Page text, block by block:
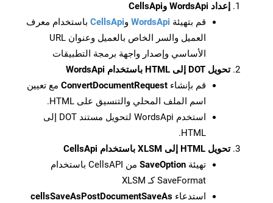
إعداد WordsApi وCellsApi
قم بتهيئة WordsApi وCellsApi باستخدام معرف
العميل والسر الخاص بالعميل وعنوان URL
الأساسي وإصدار واجهة برمجة التطبيقات
تحويل DOT إلى HTML باستخدام WordsApi
قم بإنشاء ConvertDocumentRequest مع تعيين
اسم الملف المحلي والتنسيق على HTML.
استخدم WordsApi لتحويل مستند DOT إلى
HTML.
تحويل HTML إلى XLSM باستخدام CellsApi
تهيئة SaveOption
من CellsAPI باستخدام
SaveFormat كـ XLSM
استدعاء cellsSaveAsPostDocumentSaveAs